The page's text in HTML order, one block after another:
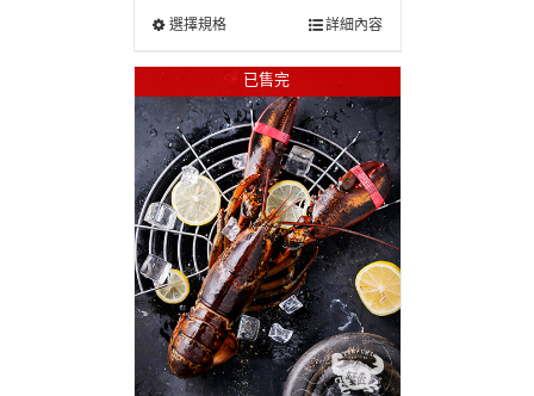
選擇規格 詳細內容
已售完